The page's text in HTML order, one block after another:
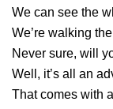
We can see the
We’re walking
Never sure, will
Well, it’s all an
That comes with